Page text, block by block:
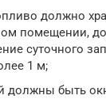
должно
помещении,
суточного
1 м;
должны быть